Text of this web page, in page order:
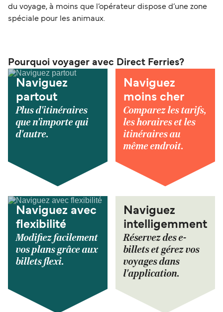
du voyage, à moins que l’opérateur dispose d’une zone
spéciale pour les animaux.
Pourquoi voyager avec Direct Ferries?
Naviguez
partout
Plus d'itinéraires
que n'importe qui
d'autre.
Naviguez
moins cher
Comparez les tarifs,
les horaires et les
itinéraires au
même endroit.
Naviguez avec
flexibilité
Modifiez facilement
vos plans grâce aux
billets flexi.
Naviguez
intelligemment
Réservez des e-
billets et gérez vos
voyages dans
l'application.